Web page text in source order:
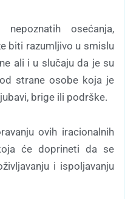
osećanja,
biti razumljivo u smislu
ali i u slučaju da je su
strane osobe koja je
brige ili podrške.
ovih iracionalnih
će doprineti da se
i ispoljavanju